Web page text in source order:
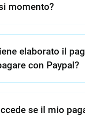
momento?
elaborato il
con Paypal?
se il mio